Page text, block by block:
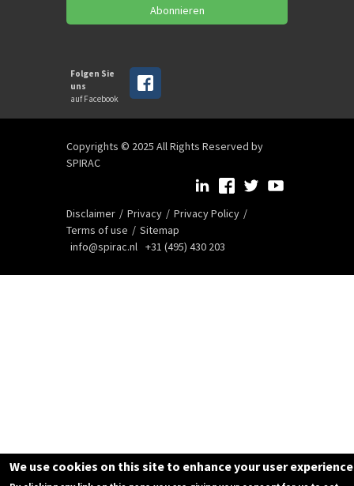
Abonnieren
Folgen Sie
uns
auf Facebook
Copyrights © 2025 All Rights Reserved by
SPIRAC
Disclaimer Privacy
Privacy Policy
Terms of use
Sitemap
info@spirac.nl +31 (495) 430 203
We use cookies on this site to enhance your user experience